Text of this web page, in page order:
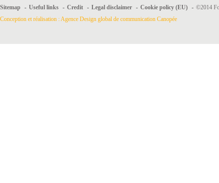
Sitemap - Useful links - Credit - Legal disclaimer - Cookie policy (EU) - ©2014
Conception et réalisation : Agence Design global de communication Canopée